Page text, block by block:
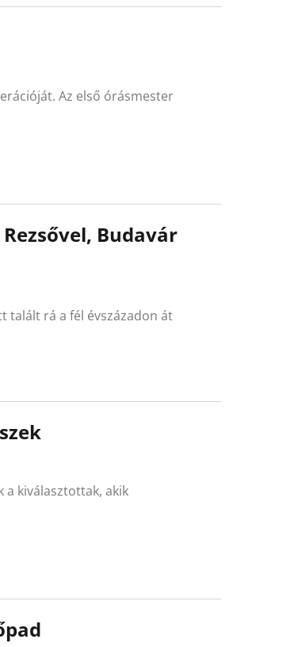
Az első órásmester
Budavár
talált rá a fél évszázadon át
a kiválasztottak, akik